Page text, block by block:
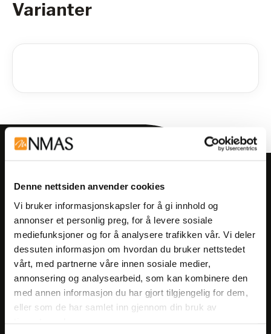
Denne nettsiden anvender cookies
Vi bruker informasjonskapsler for å gi innhold og
annonser et personlig preg, for å levere sosiale
mediefunksjoner og for å analysere trafikken vår. Vi deler
dessuten informasjon om hvordan du bruker nettstedet
vårt, med partnerne våre innen sosiale medier,
annonsering og analysearbeid, som kan kombinere den
med annen informasjon du har gjort tilgjengelig for dem,
eller som de har samlet inn gjennom din bruk av
Varianter
Meld deg på vårt nyhetsbrev!
arrangementer og kampanjer.
Meld på nyhetsbrev